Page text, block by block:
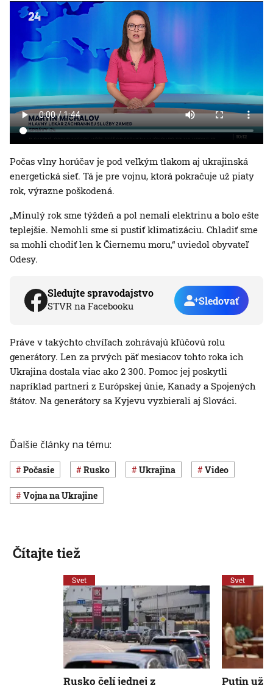
Počas vlny horúčav je pod veľkým tlakom aj ukrajinská
energetická sieť. Tá je pre vojnu, ktorá pokračuje už piaty
rok, výrazne poškodená.
„Minulý rok sme týždeň a pol nemali elektrinu a bolo ešte
teplejšie. Nemohli sme si pustiť klimatizáciu. Chladiť sme
sa mohli chodiť len k Čiernemu moru,“ uviedol obyvateľ
Odesy.
Sledujte spravodajstvo
STVR na Facebooku Sledovať
Práve v takýchto chvíľach zohrávajú kľúčovú rolu
generátory. Len za prvých päť mesiacov tohto roka ich
Ukrajina dostala viac ako 2 300. Pomoc jej poskytli
napríklad partneri z Európskej únie, Kanady a Spojených
štátov. Na generátory sa Kyjevu vyzbierali aj Slováci.
Ďalšie články na tému:
Počasie Rusko Ukrajina Video
vojna na Ukrajine
Čítajte tiež
Svet
Rusko čelí jednej z
Svet
Putin už